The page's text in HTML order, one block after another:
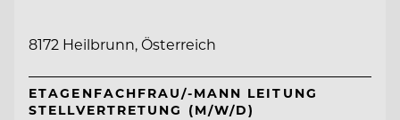
8172 Heilbrunn, Österreich
ETAGENFACHFRAU/-MANN LEITUNG
STELLVERTRETUNG (M/W/D)